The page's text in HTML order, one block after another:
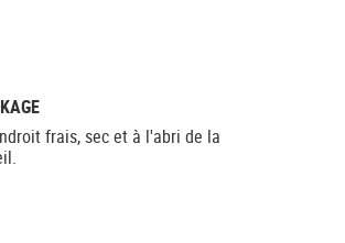
frais, sec et à l'abri de la